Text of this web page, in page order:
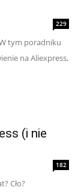
229
tym poradniku
na Aliexpress,
(i nie
182
Cło?